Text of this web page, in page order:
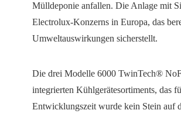
Mülldeponie anfallen. Die Anlage mit
Electrolux-Konzerns in Europa, das
Umweltauswirkungen sicherstellt.
Die drei Modelle 6000 TwinTech®
integrierten Kühlgerätesortiments, das
Entwicklungszeit wurde kein Stein auf